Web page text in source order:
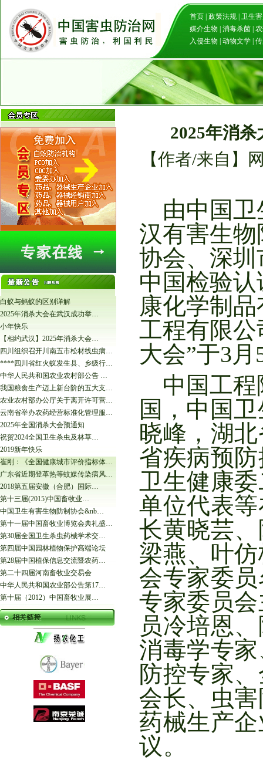
首页 政策法规 卫生
媒介生物
消毒杀菌
入侵生物
动物文学
白蚁与蚂蚁的区别详解
2025年消杀大会在武汉成功举…
小年快乐
【相约武汉】2025年消杀大会…
四川组织召开川南五市松材线虫病…
****四川省红火蚁发生县、乡级行…
中华人民共和国农业农村部公告 …
我国粮食生产迈上新台阶的五大支…
农业农村部办公厅关于离开许可营…
云南省举办农药经营标准化管理服…
2025年全国消杀大会预通知
祝贺2024全国卫生杀虫及林草…
2019新年快乐
崔刚：《全国健康城市评价指标体…
广东省近期登革热等蚊媒传染病风…
2018第五届安徽（合肥）国际…
第十三届(2015)中国畜牧业…
中国卫生有害生物防制协会&nb…
第十一届中国畜牧业博览会典礼盛…
第30届全国卫生杀虫药械学术交…
第四届中国园林植物保护高端论坛
第28届中国植保信息交流暨农药…
第二十四届河南畜牧业交易会
中华人民共和国农业部公告第17…
第十届（2012）中国畜牧业展…
2025年消
【作者/来自】
由中国卫
汉有害生
协会、深
中国检验
康化学制
工程有限公
大会”于3
中国工
国， 中国卫
晓峰 ， 湖
省疾病预
卫生健康
单位代表
长黄晓芸
梁燕、叶
会专家委
专家委员
员冷培恩
消毒学专
防控专家
会长、虫
药械生产
议。